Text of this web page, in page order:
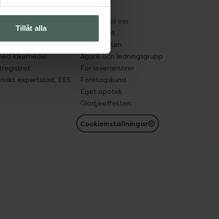
Tillåt alla
in gammal medicin
läkemedel
expertstöd, EES
Pressrum
Jobba hos oss
Hållbarhet
Samarbeten
Ägare och ledningsgrupp
För leverantörer
Företagskund
Eget apotek
Glädjeeffekten
Cookieinställningar